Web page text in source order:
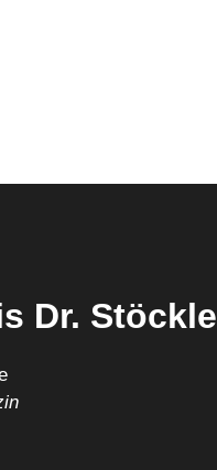
Dr. Stöckle